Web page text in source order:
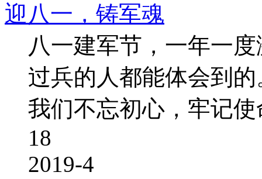
迎八一，铸军魂
八一建军节，一年一
过兵的人都能体会到
我们不忘初心，牢记
18
2019-4